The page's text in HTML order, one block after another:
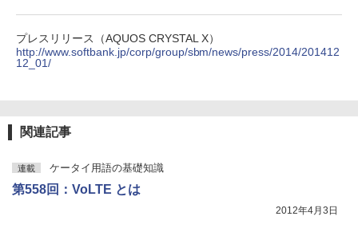
プレスリリース（AQUOS CRYSTAL X）
http://www.softbank.jp/corp/group/sbm/news/press/2014/201412
12_01/
関連記事
連載 ケータイ用語の基礎知識
第558回：VoLTE とは
2012年4月3日